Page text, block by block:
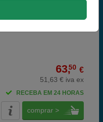
63,50 €
51,63 € iva ex
RECEBA EM 24 HORAS
comprar >